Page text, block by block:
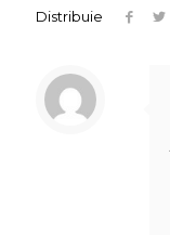
Distribuie